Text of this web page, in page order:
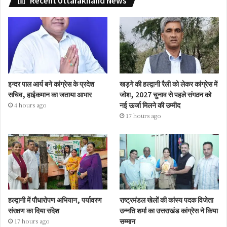
इन्दर पाल आर्य बने कांग्रेस के प्रदेश
सचिव, हाईकमान का जताया आभार
4 hours ago
खड़गे की हल्द्वानी रैली को लेकर कांग्रेस में
जोश, 2027 चुनाव से पहले संगठन को
नई ऊर्जा मिलने की उम्मीद
17 hours ago
हल्द्वानी में पौधारोपण अभियान, पर्यावरण
संरक्षण का दिया संदेश
17 hours ago
राष्ट्रमंडल खेलों की कांस्य पदक विजेता
उन्नति शर्मा का उत्तराखंड कांग्रेस ने किया
सम्मान